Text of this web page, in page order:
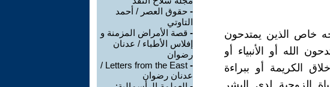
خاص الذين يمتدحون
الله أو الأنبياء أو
الكريمة أو ببراءة
الزوجية لدى البشر
- حقوق العصر / أحمد
التاوتي
- قصة الأمراض المزمنة و
إفلاس الأطباء / عدنان
رضوان
-
Letters from the East /
عدنان رضوان